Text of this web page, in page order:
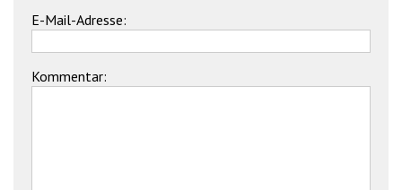
E-Mail-Adresse:
Kommentar: